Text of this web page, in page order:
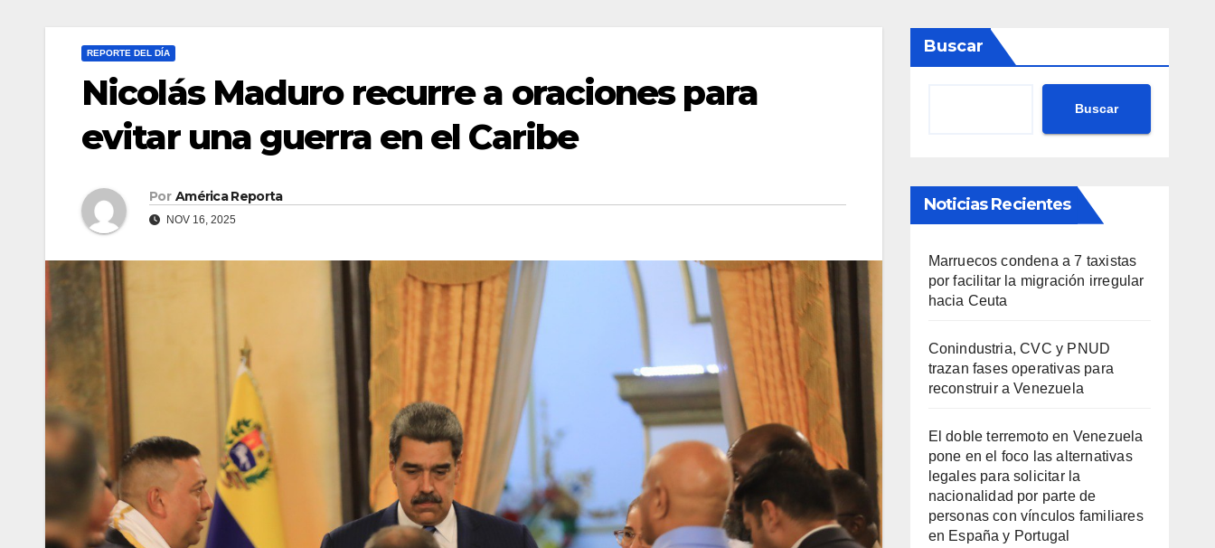
REPORTE DEL DÍA
Nicolás Maduro recurre a oraciones para
evitar una guerra en el Caribe
Por América Reporta
NOV 16, 2025
Buscar
Buscar
Noticias Recientes
Marruecos condena a 7 taxistas
por facilitar la migración irregular
hacia Ceuta
Conindustria, CVC y PNUD
trazan fases operativas para
reconstruir a Venezuela
El doble terremoto en Venezuela
pone en el foco las alternativas
legales para solicitar la
nacionalidad por parte de
personas con vínculos familiares
en España y Portugal